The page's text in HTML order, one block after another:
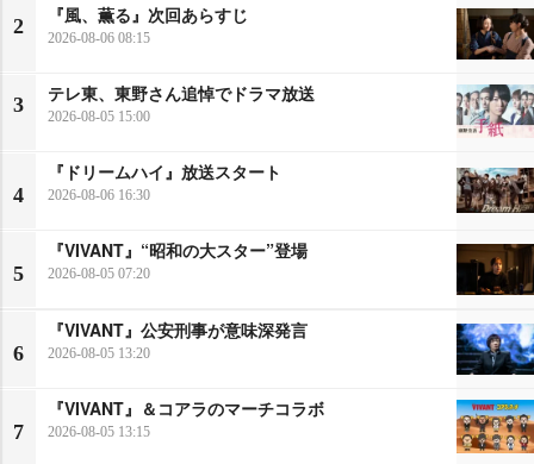
2
『風、薫る』次回あらすじ
2026-08-06 08:15
3
テレ東、東野さん追悼でドラマ放送
2026-08-05 15:00
4
『ドリームハイ』放送スタート
2026-08-06 16:30
5
『VIVANT』“昭和の大スター”登場
2026-08-05 07:20
6
『VIVANT』公安刑事が意味深発言
2026-08-05 13:20
7
『VIVANT』＆コアラのマーチコラボ
2026-08-05 13:15